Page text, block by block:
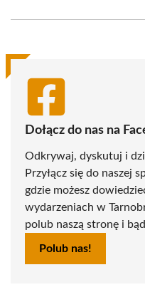
(Twitter)
Dołącz do nas na
Odkrywaj, dyskutuj i
Przyłącz się do naszej
gdzie możesz
wydarzeniach w
polub naszą stronę i
Polub nas!